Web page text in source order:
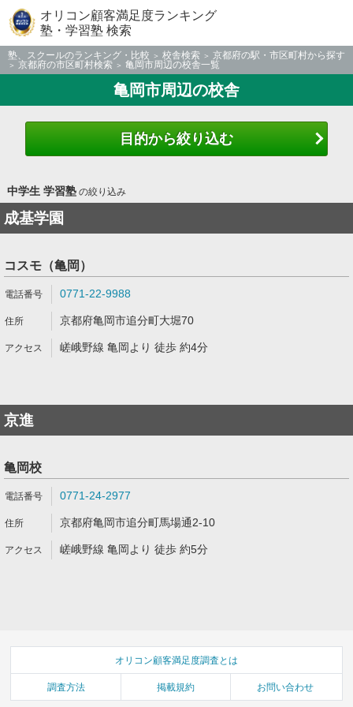
オリコン顧客満足度ランキング
塾・学習塾 検索
塾、スクールのランキング・比較 校舎検索
京都府の駅・市区町村から探す
京都府の市区町村検索
亀岡市周辺の校舎一覧
亀岡市周辺の校舎
目的から絞り込む
中学生 学習塾の絞り込み
成基学園
コスモ（亀岡）
0771-22-9988
京都府亀岡市追分町大堀70
嵯峨野線 亀岡より 徒歩 約4分
京進
亀岡校
0771-24-2977
京都府亀岡市追分町馬場通2-10
嵯峨野線 亀岡より 徒歩 約5分
オリコン顧客満足度調査とは
調査方法 掲載規約 お問い合わせ